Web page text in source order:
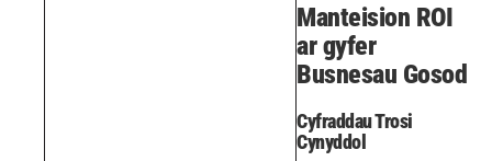
Manteision ROI
ar gyfer
Busnesau Gosod
Cyfraddau Trosi
Cynyddol